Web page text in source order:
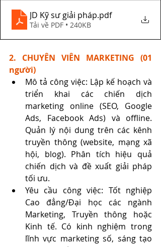
JD Kỹ sư giải pháp.pdf
Tải về PDF • 240KB
2. CHUYÊN VIÊN MARKETING (01
người)
Mô tả công việc: Lập kế hoạch và
triển khai các chiến dịch
marketing online (SEO, Google
Ads, Facebook Ads) và offline.
Quản lý nội dung trên các kênh
truyền thông (website, mạng xã
hội, blog). Phân tích hiệu quả
chiến dịch và đề xuất giải pháp
tối ưu.
Yêu cầu công việc: Tốt nghiệp
Cao đẳng/Đại học các ngành
Marketing, Truyền thông hoặc
Kinh tế. Có kinh nghiệm trong
lĩnh vực marketing số, sáng tạo